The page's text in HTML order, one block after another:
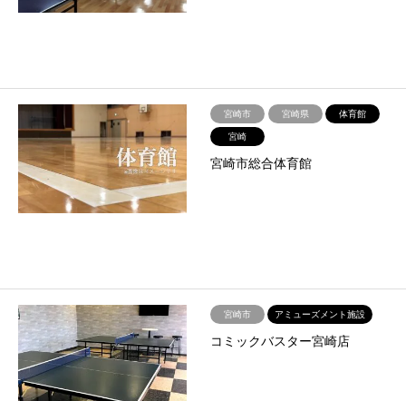
宮崎市 宮崎県
体育館
宮崎
宮崎市総合体育館
宮崎市 アミューズメント施設
コミックバスター宮崎店